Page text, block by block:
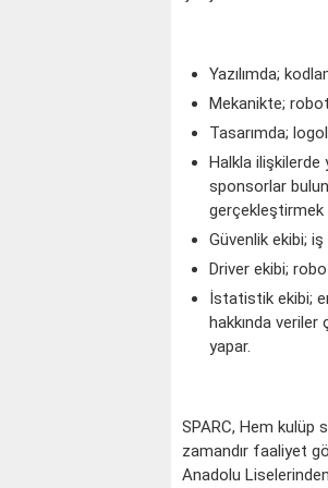
Yazılımda;
Mekanikte;
Tasarımda;
Halkla ilişkilerde
sponsorlar
gerçekleştirmek
Güvenlik ekibi;
Driver ekibi;
İstatistik ekibi;
hakkında
yapar.
SPARC, Hem kulüp
zamandır faaliyet
Anadolu